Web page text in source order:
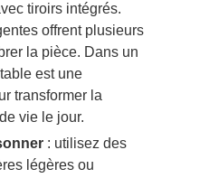
tiroirs intégrés.
offrent plusieurs
la pièce. Dans un
est une
transformer la
vie le jour.
: utilisez des
légères ou